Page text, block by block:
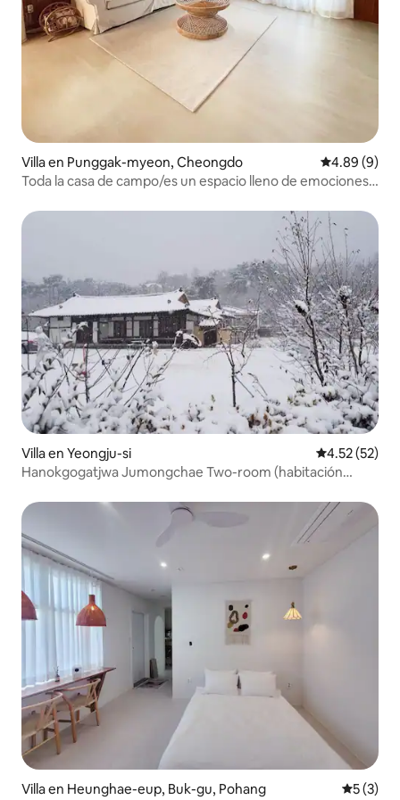
Villa en Punggak-myeon, Cheongdo Calificación
4.89 (9)
Toda la casa de campo/es un espacio lleno de emociones
una casa antigua/Gesluerohren House
Villa en Yeongju-si Calificación
4.52 (52)
Hanokgogatjwa Jumongchae Two-room (habitación
interior, cocina)
Villa en Heunghae-eup, Buk-gu, Pohang
5 (3)